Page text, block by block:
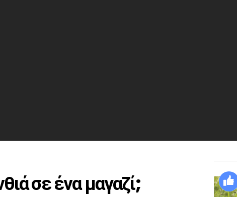
σε ένα μαγαζί;